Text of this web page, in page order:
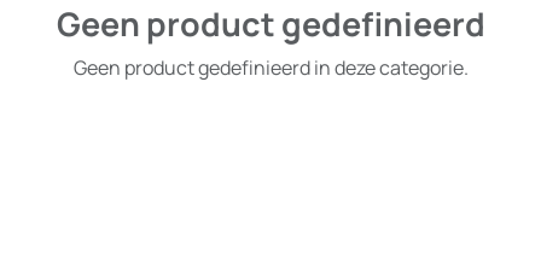
Geen product gedefinieerd
Geen product gedefinieerd in deze categorie.